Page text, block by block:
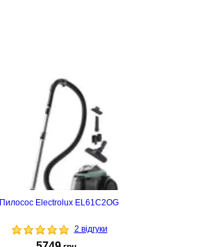
Пилосос Electrolux EL61C2OG
2 відгуки